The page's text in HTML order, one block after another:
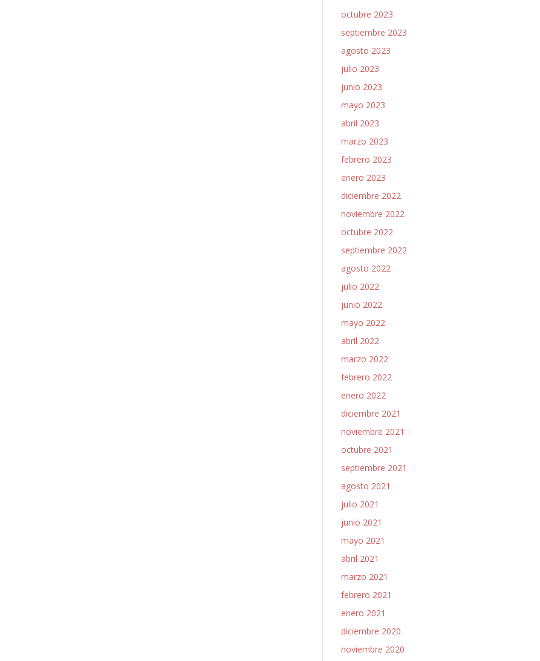
octubre 2023
septiembre 2023
agosto 2023
julio 2023
junio 2023
mayo 2023
abril 2023
marzo 2023
febrero 2023
enero 2023
diciembre 2022
noviembre 2022
octubre 2022
septiembre 2022
agosto 2022
julio 2022
junio 2022
mayo 2022
abril 2022
marzo 2022
febrero 2022
enero 2022
diciembre 2021
noviembre 2021
octubre 2021
septiembre 2021
agosto 2021
julio 2021
junio 2021
mayo 2021
abril 2021
marzo 2021
febrero 2021
enero 2021
diciembre 2020
noviembre 2020